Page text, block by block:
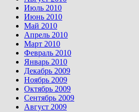
Июль 2010
Июнь 2010
Май 2010
Апрель 2010
Март 2010
Февраль 2010
Январь 2010
Декабрь 2009
Ноябрь 2009
Октябрь 2009
Сентябрь 2009
Август 2009